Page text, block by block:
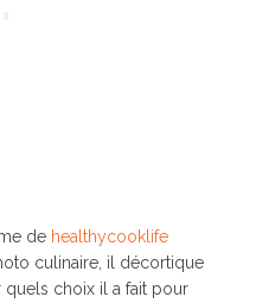
de healthycooklife
culinaire, il décortique
choix il a fait pour